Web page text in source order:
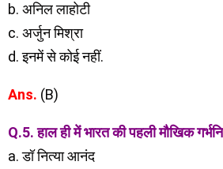
b. अनिल लाहोटी
c. अर्जुन मिश्रा
d. इनमें से कोई नहीं.
Ans. (B)
Q.5. हाल ही में भारत की पहली मौखिक
a. डॉ नित्या आनंद